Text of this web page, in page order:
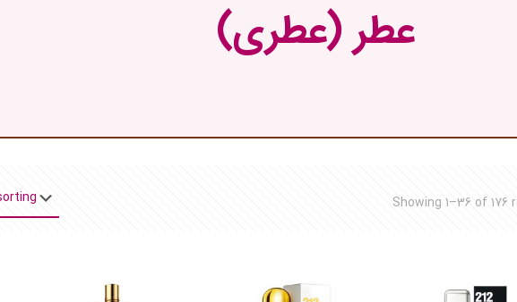
عطر (عطری)
Showing 1–36 of 176